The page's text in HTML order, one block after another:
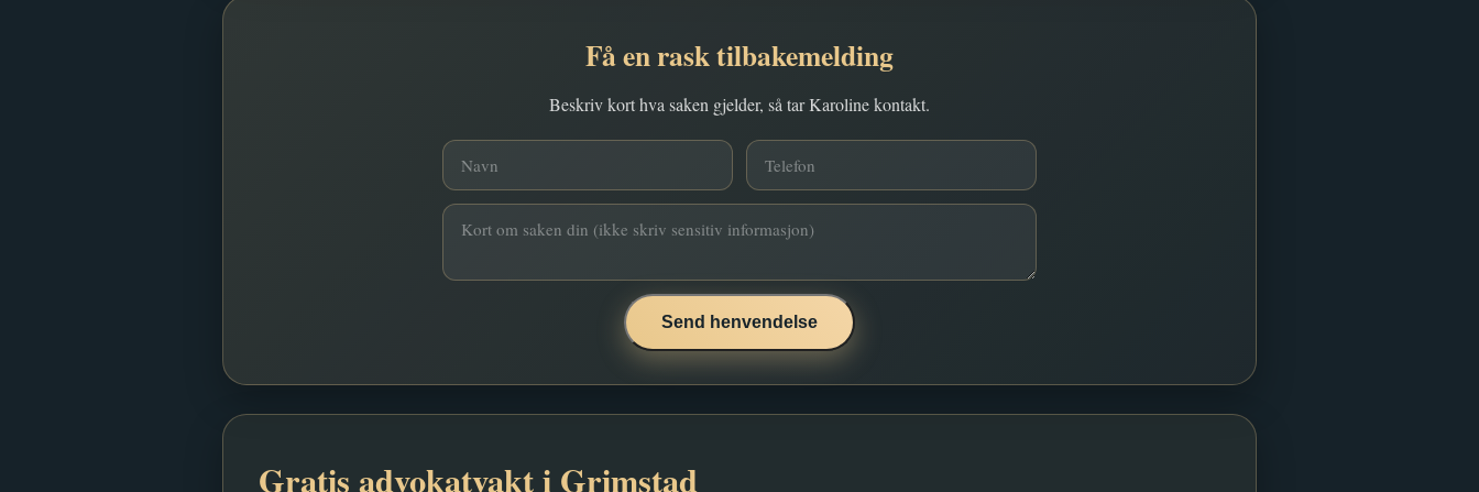
Få en rask tilbakemelding
Beskriv kort hva saken gjelder, så tar Karoline kontakt.
Send henvendelse
Gratis advokatvakt i Grimstad